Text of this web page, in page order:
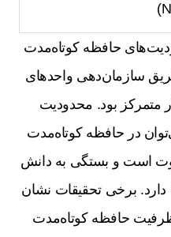
حافظه کوتاه‌مدت
سازمان‌دهی واحدهای
متمرکز بود. محدودیت
در حافظه کوتاه‌مدت
است و بستگی به دانش
دارد. برخی تحقیقات نشان
حافظه کوتاه‌مدت